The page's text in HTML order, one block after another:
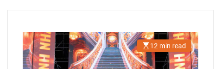
E
s
t
12 min read